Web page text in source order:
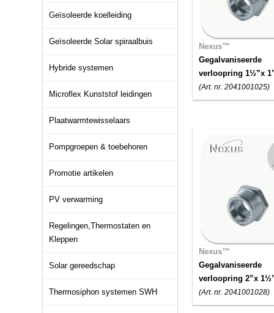
Geïsoleerde koelleiding
Geïsoleerde Solar spiraalbuis
Hybride systemen
Microflex Kunststof leidingen
Plaatwarmtewisselaars
Pompgroepen & toebehoren
Promotie artikelen
PV verwarming
Regelingen,Thermostaten en
Kleppen
Solar gereedschap
Thermosiphon systemen SWH
Nexus™
Gegalvaniseerde
verloopring 1½”x
(Art. nr. 2041001025)
Nexus™
Gegalvaniseerde
verloopring 2”x
(Art. nr. 2041001028)